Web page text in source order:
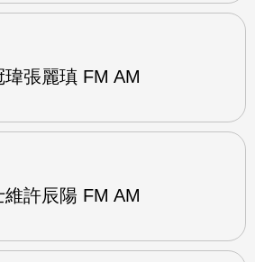
張麗瑱 FM AM
維許辰陽 FM AM